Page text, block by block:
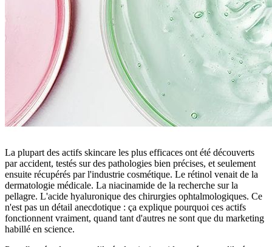
La plupart des actifs skincare les plus efficaces ont été découverts
par accident, testés sur des pathologies bien précises, et seulement
ensuite récupérés par l'industrie cosmétique. Le rétinol venait de la
dermatologie médicale. La niacinamide de la recherche sur la
pellagre. L'acide hyaluronique des chirurgies ophtalmologiques. Ce
n'est pas un détail anecdotique : ça explique pourquoi ces actifs
fonctionnent vraiment, quand tant d'autres ne sont que du marketing
habillé en science.